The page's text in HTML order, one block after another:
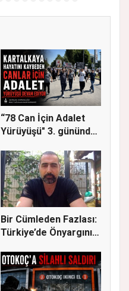
“78 Can İçin Adalet
Yürüyüşü" 3. gününde
Bir Cümleden Fazlası:
Türkiye’de Önyargının